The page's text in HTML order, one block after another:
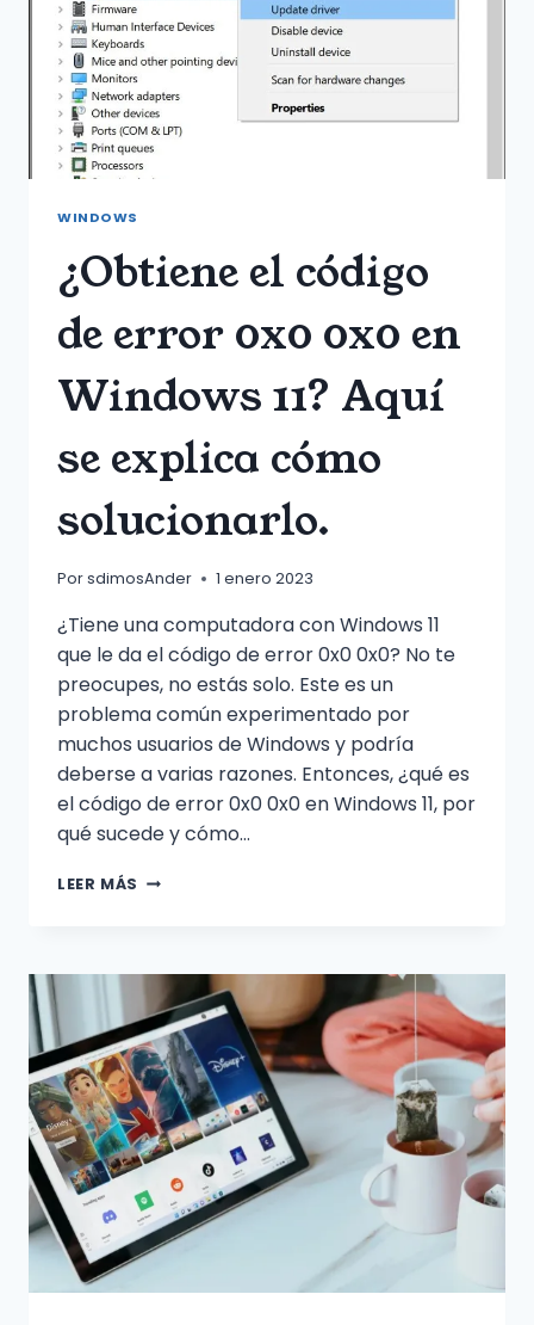
WINDOWS
¿Obtiene el código
de error 0x0 0x0 en
Windows 11? Aquí
se explica cómo
solucionarlo.
PorsdimosAnder 1 enero 2023
¿Tiene una computadora con Windows 11
que le da el código de error 0x0 0x0? No te
preocupes, no estás solo. Este es un
problema común experimentado por
muchos usuarios de Windows y podría
deberse a varias razones. Entonces, ¿qué es
el código de error 0x0 0x0 en Windows 11, por
qué sucede y cómo…
LEER MÁS ¿OBTIENE
ERROR
0X0
EN
WINDOWS
11?
AQUÍ
SE
EXPLICA
CÓMO
SOLUCIONARLO.